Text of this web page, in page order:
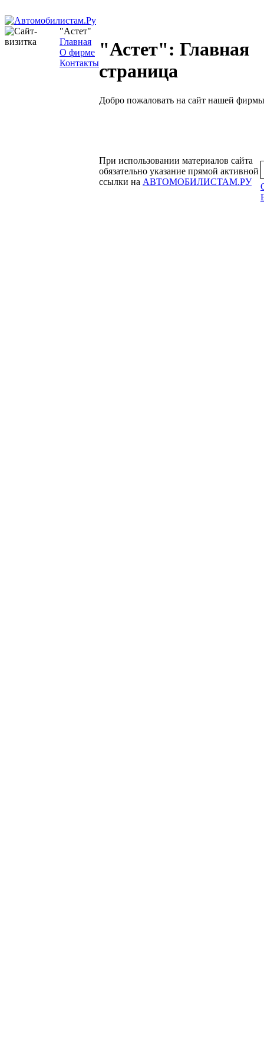
"Астет"
Главная
О фирме
Контакты
"Астет": Главная
страница
Добро пожаловать на сайт нашей
При использовании материалов сайта
обязательно указание прямой активной
ссылки на АВТОМОБИЛИСТАМ.РУ